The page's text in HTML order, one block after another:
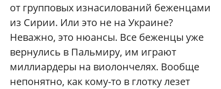
от групповых изнасилований беженцами
из Сирии. Или это не на Украине?
Неважно, это нюансы. Все беженцы уже
вернулись в Пальмиру, им играют
миллиардеры на виолончелях. Вообще
непонятно, как кому-то в глотку лезет